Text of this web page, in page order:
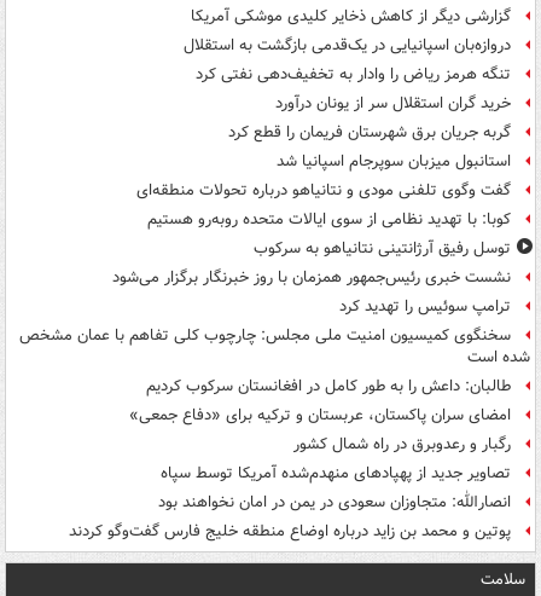
گزارشی دیگر از کاهش ذخایر کلیدی موشکی آمریکا
دروازه‌بان اسپانیایی در یک‌قدمی بازگشت به استقلال
تنگه هرمز ریاض را وادار به تخفیف‌دهی نفتی کرد
خرید گران استقلال سر از یونان درآورد
گربه جریان برق شهرستان فریمان را قطع کرد
استانبول میزبان سوپرجام اسپانیا شد
گفت وگوی تلفنی مودی و نتانیاهو درباره تحولات منطقه‌ای
کوبا: با تهدید نظامی از سوی ایالات متحده روبه‌رو هستیم
توسل رفیق آرژانتینی نتانیاهو به سرکوب
نشست خبری رئیس‌جمهور همزمان با روز خبرنگار برگزار می‌شود
ترامپ سوئیس را تهدید کرد
سخنگوی کمیسیون امنیت ملی مجلس: چارچوب کلی تفاهم با عمان مشخص
شده است
طالبان: داعش را به طور کامل در افغانستان سرکوب کردیم
امضای سران پاکستان، عربستان و ترکیه برای «دفاع جمعی»
رگبار و رعدوبرق در راه شمال کشور
تصاویر جدید از پهپادهای منهدم‌شده آمریکا توسط سپاه
انصارالله: متجاوزان سعودی در یمن در امان نخواهند بود
پوتین و محمد بن زاید درباره اوضاع منطقه خلیج فارس گفت‌وگو کردند
سلامت